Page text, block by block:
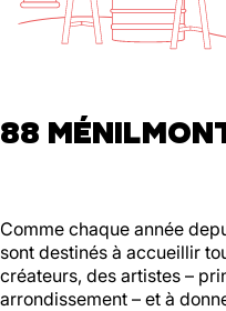
88
Comme chaque année
sont destinés à accueillir
créateurs, des artistes –
arrondissement – et à